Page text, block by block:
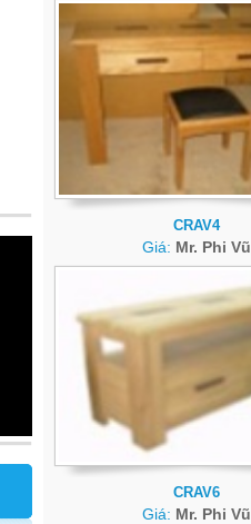
CRAV4
Giá: Mr. Phi Vũ
CRAV6
Giá: Mr. Phi Vũ